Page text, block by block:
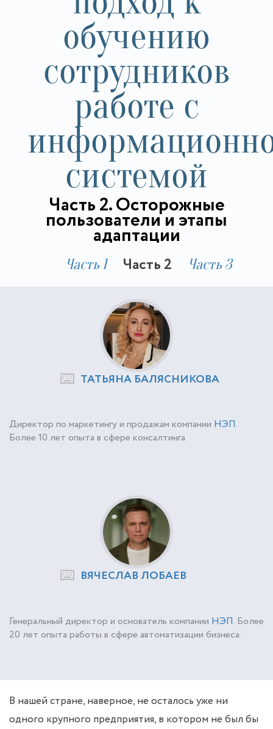
обучению
сотрудников
работе с
системой
Часть 2. Осторожные
пользователи и этапы
адаптации
Часть 1 Часть 2 Часть 3
ТАТЬЯНА БАЛЯСНИКОВА
Директор по маркетингу и продажам компании НЭП.
Более 10 лет опыта в сфере консалтинга
ВЯЧЕСЛАВ ЛОБАЕВ
Генеральный директор и основатель компании НЭП. Более
20 лет опыта работы в сфере автоматизации бизнеса.
В нашей стране, наверное, не осталось уже ни
одного крупного предприятия, в котором не был бы